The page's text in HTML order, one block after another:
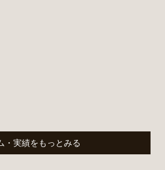
・実績をもっとみる